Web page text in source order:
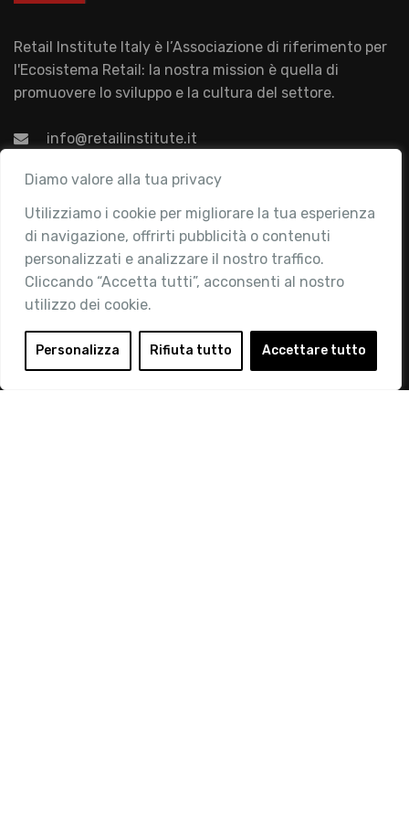
Diamo valore alla tua privacy
Utilizziamo i cookie per migliorare la tua esperienza
di navigazione, offrirti pubblicità o contenuti
personalizzati e analizzare il nostro traffico.
Cliccando “Accetta tutti”, acconsenti al nostro
utilizzo dei cookie.
Personalizza Rifiuta tutto Accettare tutto
Retail Institute Italy è l’Associazione di riferimento per
l'Ecosistema Retail: la nostra mission è quella di
promuovere lo sviluppo e la cultura del settore.
info@retailinstitute.it
Associazione
Chi siamo
Attività
Contatti
Area Riservata
Login
Diventa Socio